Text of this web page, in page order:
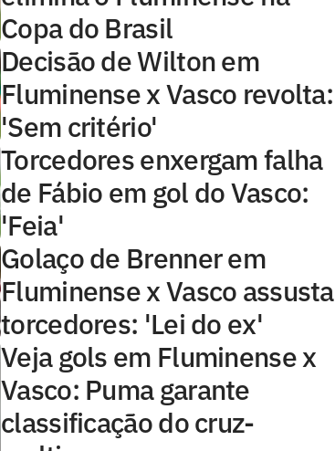
Copa do Brasil
Decisão de Wilton em
Fluminense x Vasco revolta:
'Sem critério'
Torcedores enxergam falha
de Fábio em gol do Vasco:
'Feia'
Golaço de Brenner em
Fluminense x Vasco assusta
torcedores: 'Lei do ex'
Veja gols em Fluminense x
Vasco: Puma garante
classificação do cruz-